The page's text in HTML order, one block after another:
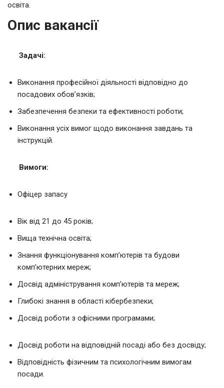
освіта.
Опис вакансії
Задачі:
Виконання професійної діяльності відповідно до
посадових обов’язків;
Забезпечення безпеки та ефективності роботи;
Виконання усіх вимог щодо виконання завдань та
інструкцій.
Вимоги:
Офіцер запасу
Вік від 21 до 45 років;
Вища технічна освіта;
Знання функціонування комп’ютерів та будови
комп’ютерних мереж;
Досвід адміністрування комп’ютерів та мереж;
Глибокі знання в області кібербезпеки;
Досвід роботи з офісними програмами;
Досвід роботи на відповідній посаді або без досвіду;
Відповідність фізичним та психологічним вимогам
посади.